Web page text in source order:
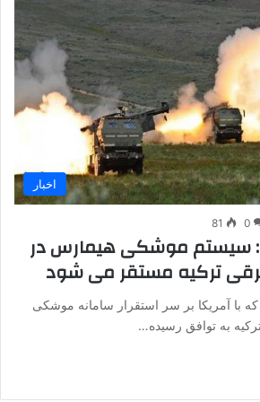
اخبار
0
81
سیستم موشکی هیمارس در
ترکیه مستقر می شود
با آمریکا بر سر استقرار سامانه موشکی
به توافق رسیده…